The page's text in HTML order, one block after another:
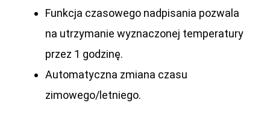
Funkcja czasowego nadpisania pozwala
na utrzymanie wyznaczonej temperatury
przez 1 godzinę.
Automatyczna zmiana czasu
zimowego/letniego.